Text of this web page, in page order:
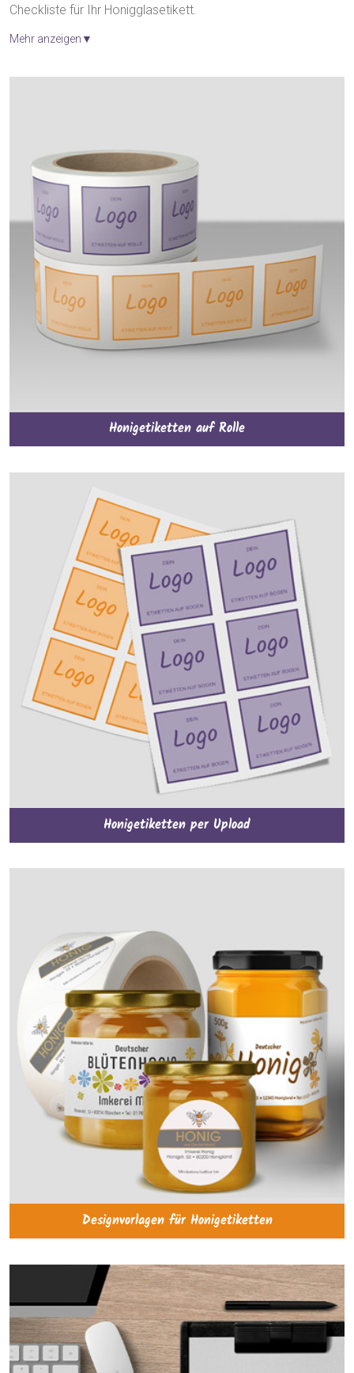
Checkliste für Ihr Honigglasetikett.
Mehr anzeigen▼
Honigetiketten auf Rolle
Honigetiketten per Upload
Designvorlagen für Honigetiketten